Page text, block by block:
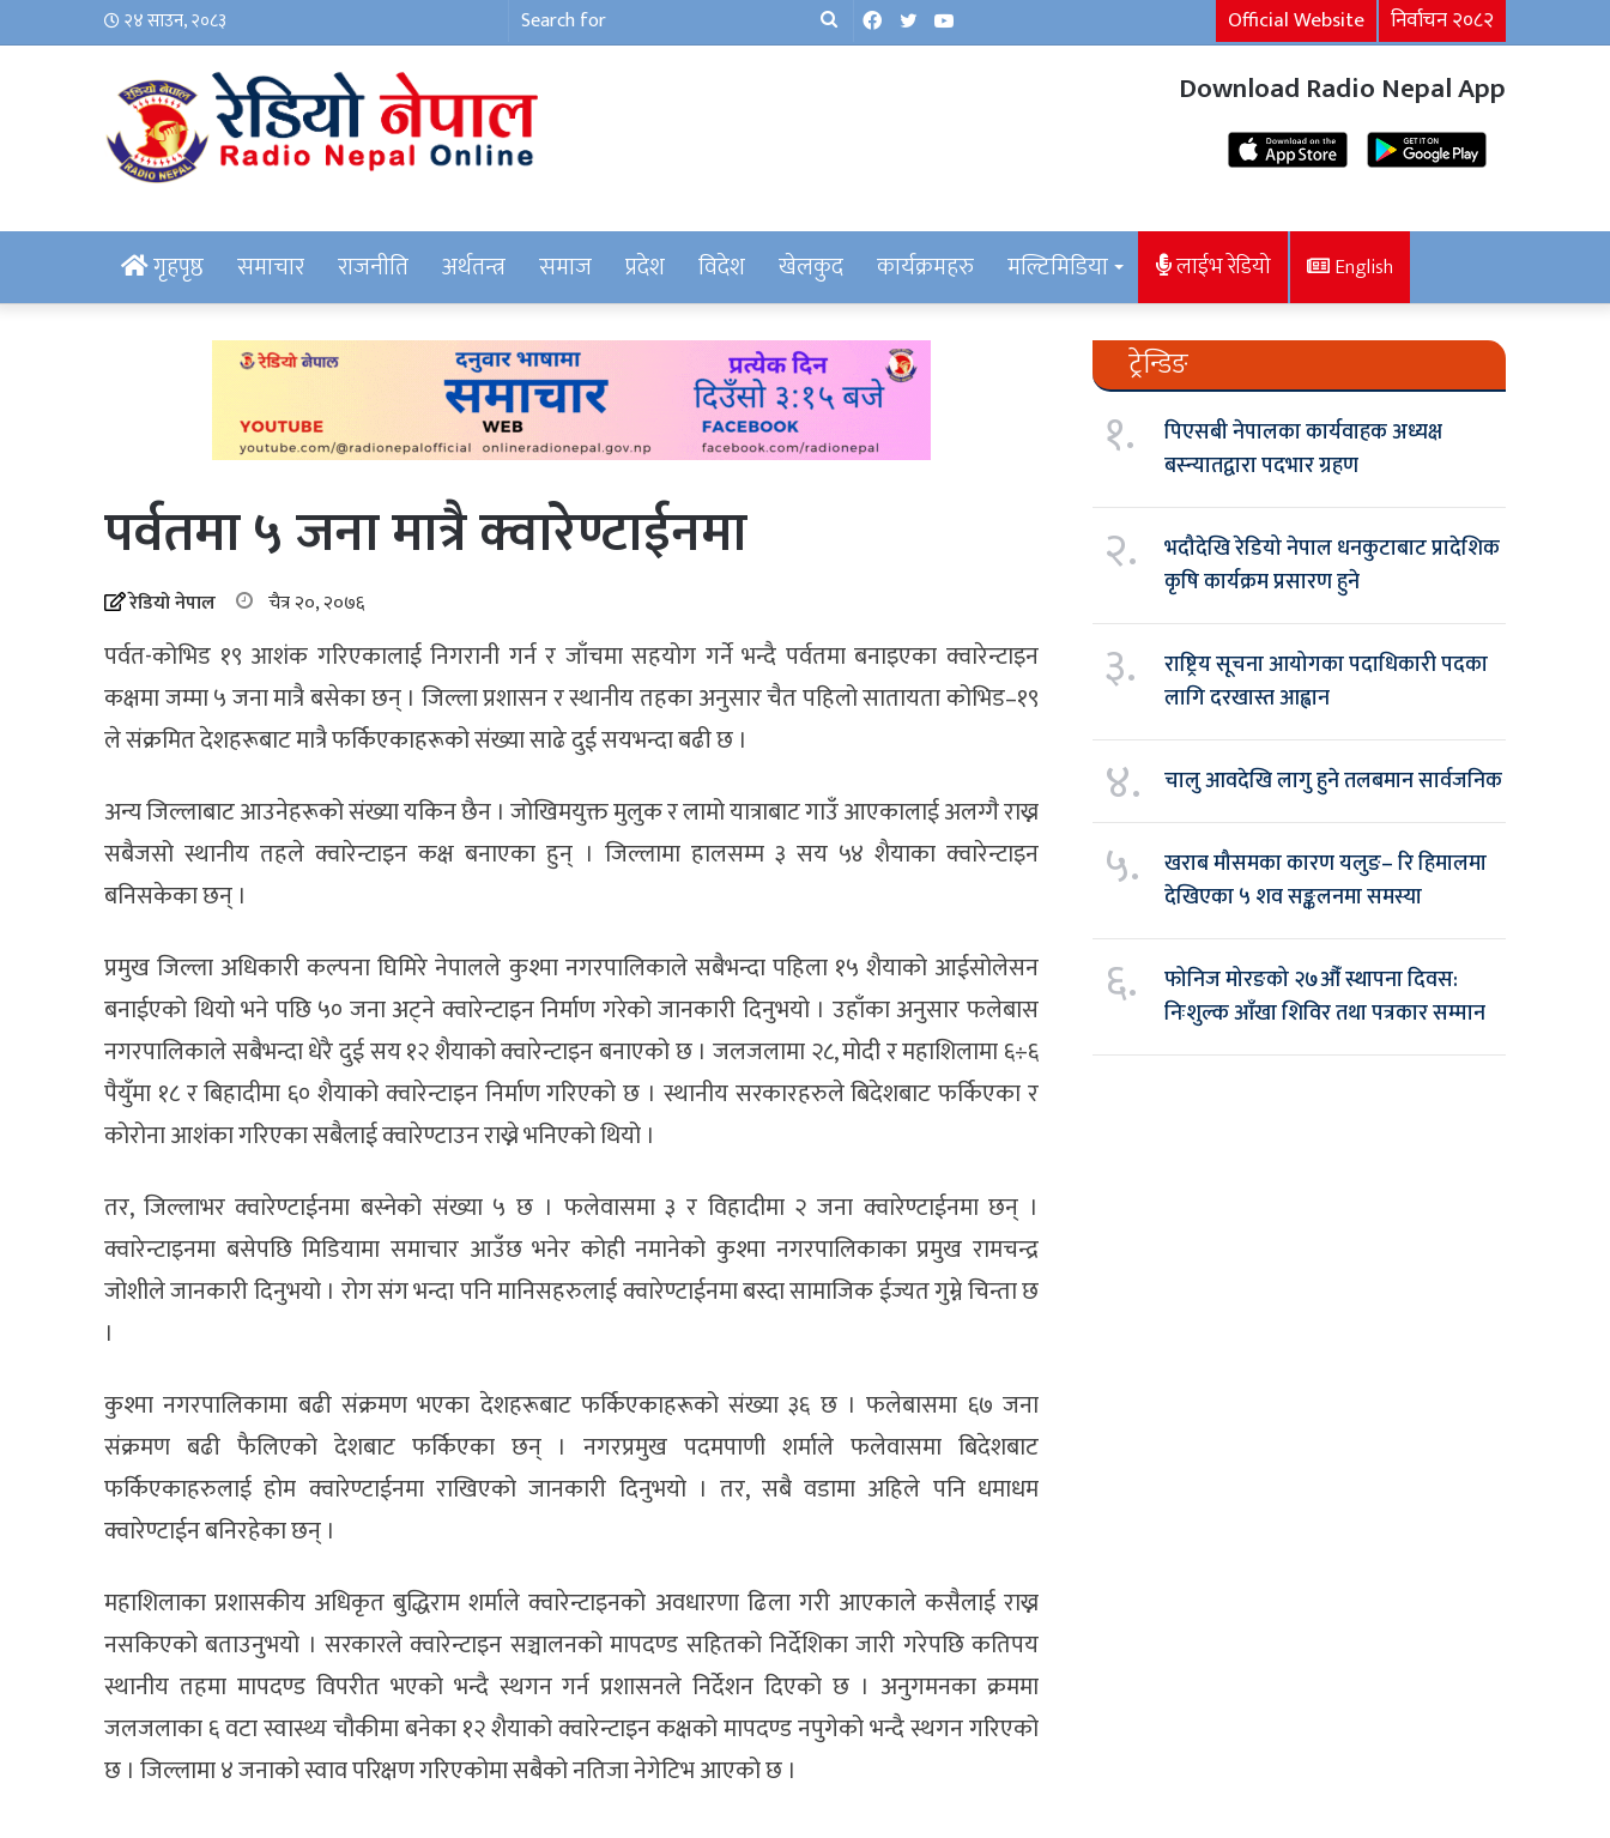
२४ साउन, २०८३
SearchFacebook
TwitterYouTube Official Website निर्वाचन २०८२
Download Radio Nepal App
गृहपृष्ठ समाचार राजनीति अर्थतन्त्र समाज प्रदेश विदेश खेलकुद कार्यक्रमहरु मल्टिमिडिया लाईभ रेडियो English
पर्वतमा ५ जना मात्रै क्वारेण्टाईनमा
रेडियो नेपाल चैत्र २०, २०७६
पर्वत-कोभिड १९ आशंक गरिएकालाई निगरानी गर्न र जाँचमा सहयोग गर्ने भन्दै पर्वतमा बनाइएका क्वारेन्टाइन
कक्षमा जम्मा ५ जना मात्रै बसेका छन् । जिल्ला प्रशासन र स्थानीय तहका अनुसार चैत पहिलो सातायता कोभिड–१९
ले संक्रमित देशहरूबाट मात्रै फर्किएकाहरूको संख्या साढे दुई सयभन्दा बढी छ ।
अन्य जिल्लाबाट आउनेहरूको संख्या यकिन छैन । जोखिमयुक्त मुलुक र लामो यात्राबाट गाउँ आएकालाई अलग्गै राख्न
सबैजसो स्थानीय तहले क्वारेन्टाइन कक्ष बनाएका हुन् । जिल्लामा हालसम्म ३ सय ५४ शैयाका क्वारेन्टाइन
बनिसकेका छन् ।
प्रमुख जिल्ला अधिकारी कल्पना घिमिरे नेपालले कुश्मा नगरपालिकाले सबैभन्दा पहिला १५ शैयाको आईसोलेसन
बनाईएको थियो भने पछि ५० जना अट्ने क्वारेन्टाइन निर्माण गरेको जानकारी दिनुभयो । उहाँका अनुसार फलेबास
नगरपालिकाले सबैभन्दा धेरै दुई सय १२ शैयाको क्वारेन्टाइन बनाएको छ । जलजलामा २८, मोदी र महाशिलामा ६÷६
पैयुँमा १८ र बिहादीमा ६० शैयाको क्वारेन्टाइन निर्माण गरिएको छ । स्थानीय सरकारहरुले बिदेशबाट फर्किएका र
कोरोना आशंका गरिएका सबैलाई क्वारेण्टाउन राख्ने भनिएको थियो ।
तर, जिल्लाभर क्वारेण्टाईनमा बस्नेको संख्या ५ छ । फलेवासमा ३ र विहादीमा २ जना क्वारेण्टाईनमा छन् ।
क्वारेन्टाइनमा बसेपछि मिडियामा समाचार आउँछ भनेर कोही नमानेको कुश्मा नगरपालिकाका प्रमुख रामचन्द्र
जोशीले जानकारी दिनुभयो । रोग संग भन्दा पनि मानिसहरुलाई क्वारेण्टाईनमा बस्दा सामाजिक ईज्यत गुम्ने चिन्ता छ
।
कुश्मा नगरपालिकामा बढी संक्रमण भएका देशहरूबाट फर्किएकाहरूको संख्या ३६ छ । फलेबासमा ६७ जना
संक्रमण बढी फैलिएको देशबाट फर्किएका छन् । नगरप्रमुख पदमपाणी शर्माले फलेवासमा बिदेशबाट
फर्किएकाहरुलाई होम क्वारेण्टाईनमा राखिएको जानकारी दिनुभयो । तर, सबै वडामा अहिले पनि धमाधम
क्वारेण्टाईन बनिरहेका छन् ।
महाशिलाका प्रशासकीय अधिकृत बुद्धिराम शर्माले क्वारेन्टाइनको अवधारणा ढिला गरी आएकाले कसैलाई राख्न
नसकिएको बताउनुभयो । सरकारले क्वारेन्टाइन सञ्चालनको मापदण्ड सहितको निर्देशिका जारी गरेपछि कतिपय
स्थानीय तहमा मापदण्ड विपरीत भएको भन्दै स्थगन गर्न प्रशासनले निर्देशन दिएको छ । अनुगमनका क्रममा
जलजलाका ६ वटा स्वास्थ्य चौकीमा बनेका १२ शैयाको क्वारेन्टाइन कक्षको मापदण्ड नपुगेको भन्दै स्थगन गरिएको
छ । जिल्लामा ४ जनाको स्वाव परिक्षण गरिएकोमा सबैको नतिजा नेगेटिभ आएको छ ।
ट्रेन्डिङ
१.
पिएसबी नेपालका कार्यवाहक अध्यक्ष
बस्न्यातद्वारा पदभार ग्रहण
२.
भदौदेखि रेडियो नेपाल धनकुटाबाट प्रादेशिक
कृषि कार्यक्रम प्रसारण हुने
३.
राष्ट्रिय सूचना आयोगका पदाधिकारी पदका
लागि दरखास्त आह्वान
४. चालु आवदेखि लागु हुने तलबमान सार्वजनिक
५.
खराब मौसमका कारण यलुङ– रि हिमालमा
देखिएका ५ शव सङ्कलनमा समस्या
६.
फोनिज मोरङको २७औँ स्थापना दिवस:
निःशुल्क आँखा शिविर तथा पत्रकार सम्मान